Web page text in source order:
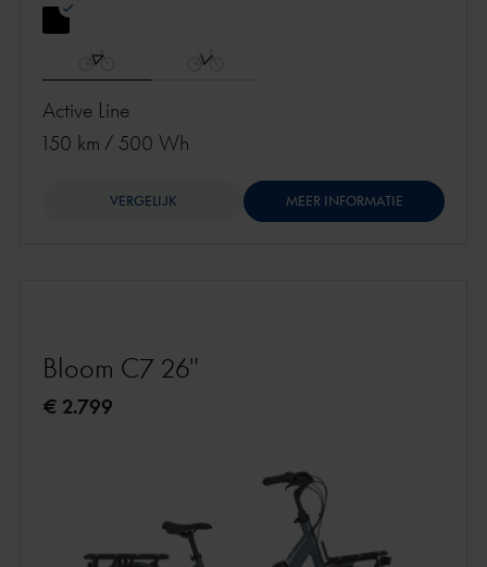
Active Line
150 km / 500 Wh
VERGELIJK MEER INFORMATIE
Bloom C7 26"
€ 2.799